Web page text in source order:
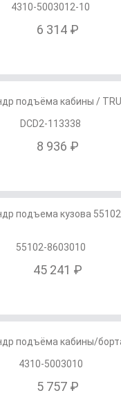
4310-5003012-10
6 314 ₽
подъёма кабины /
DCD2-113338
8 936 ₽
подъема кузова
55102-8603010
45 241 ₽
подъёма кабины/
4310-5003010
5 757 ₽